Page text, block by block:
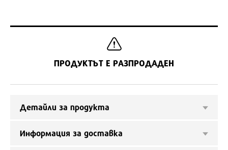
ПРОДУКТЪТ Е РАЗПРОДАДЕН
Детайли за продукта
Информация за доставка